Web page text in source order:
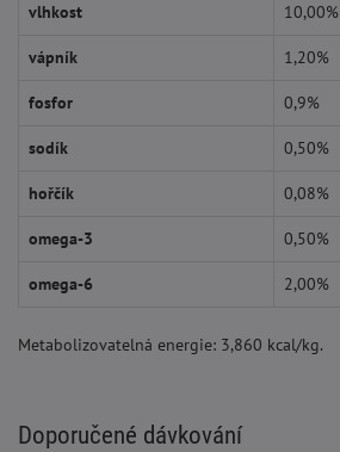
vlhkost 10,00%
vápník 1,20%
fosfor 0,9%
sodík 0,50%
hořčík 0,08%
omega-3 0,50%
omega-6 2,00%
Metabolizovatelná energie: 3,860 kcal/kg.
Doporučené dávkování